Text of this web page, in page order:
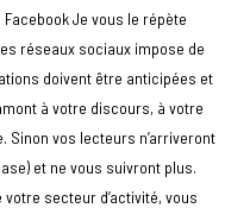
Je vous le répète
réseaux sociaux impose de
doivent être anticipées et
à votre discours, à votre
vos lecteurs n’arriveront
et ne vous suivront plus.
secteur d’activité, vous